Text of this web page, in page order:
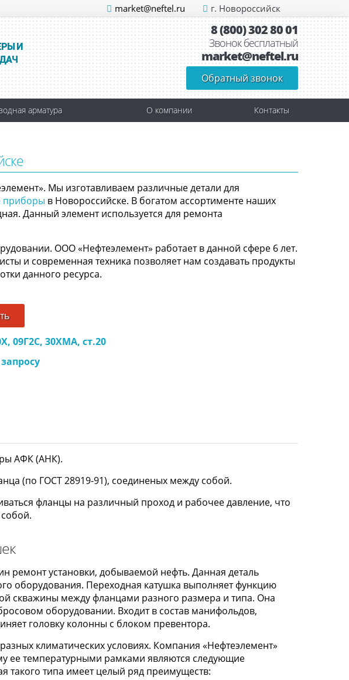
market@neftel.ru г. Новороссийск
И
8 (800) 302 80 01
Звонок бесплатный
market@neftel.ru
Обратный звонок
арматура О компании Контакты
Мы изготавливаем различные детали для
приборы в Новороссийске. В богатом ассортименте наших
Данный элемент используется для ремонта
ООО «Нефтеэлемент» работает в данной сфере 6 лет.
и современная техника позволяет нам создавать продукты
данного ресурса.
09Г2С, 30ХМА, ст.20
АФК (АНК).
(по ГОСТ 28919-91), соединеных между собой.
фланцы на различный проход и рабочее давление, что
ремонт установки, добываемой нефть. Данная деталь
оборудования. Переходная катушка выполняет функцию
скважины между фланцами разного размера и типа. Она
оборудовании. Входит в состав манифольдов,
головку колонны с блоком превентора.
климатических условиях. Компания «Нефтеэлемент»
ее температурными рамками являются следующие
такого типа имеет целый ряд преимуществ: